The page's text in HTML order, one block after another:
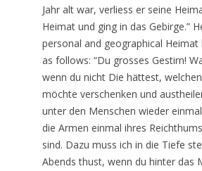
Jahr alt war, verliess er seine
Heimat und ging in das Gebirge.”
personal and geographical Heimat
as follows: “Du grosses Gestirn!
wenn du nicht Die hättest,
möchte verschenken und
unter den Menschen wieder
die Armen einmal ihres
sind. Dazu muss ich in die Tiefe
Abends thust, wenn du hinter das